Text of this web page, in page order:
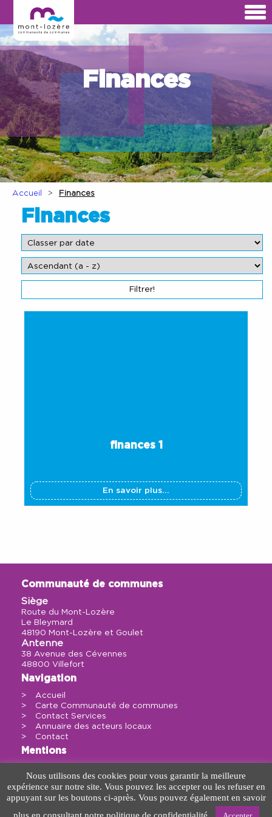
Finances
Accueil Finances
Finances
finances 1
En savoir plus...
Communauté de communes
Siège
Route du Mont-Lozère
Le Bleymard
48190 Mont-Lozère et Goulet
Antenne
38 Avenue des Cévennes
48800 Villefort
Navigation
Accueil
Carte Communauté de communes
Contact Services
Annuaire des acteurs locaux
Contact
Mentions
Mentions légales
Sitemap
Contact
Nous utilisons des cookies pour vous garantir la meilleure
expérience sur notre site. Vous pouvez les accepter ou les refuser en
appuyant sur les boutons ci-après. Vous pouvez également en savoir